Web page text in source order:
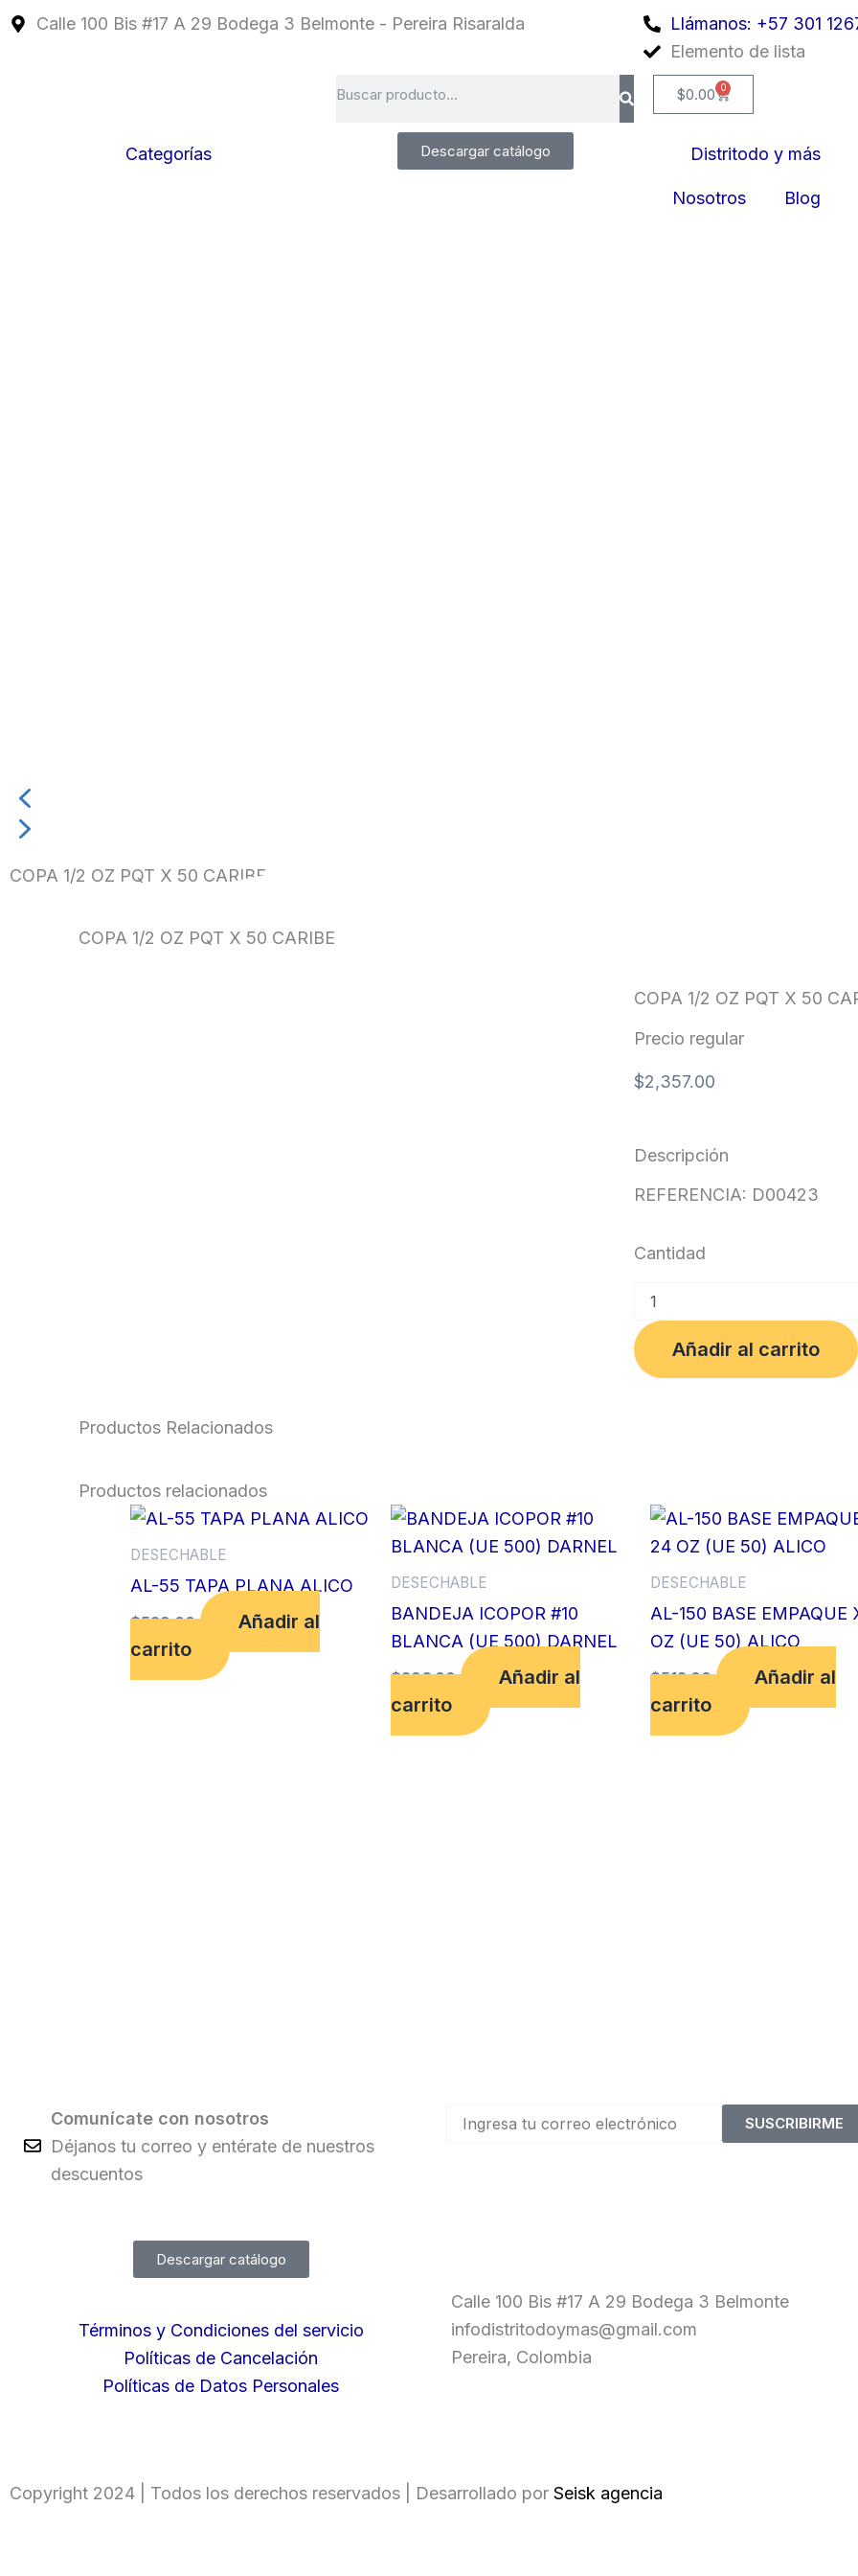
Calle 100 Bis #17 A 29 Bodega 3 Belmonte - Pereira Risaralda
Llámanos: +57 301
Elemento de lista
$0.00 0
Cart
Categorías Descargar catálogo Distritodo y más
Nosotros Blog
COPA 1/2 OZ PQT X 50 CARIBE
COPA 1/2 OZ PQT X 50 CARIBE
COPA 1/2 OZ PQT X 50
Precio regular
$2,357.00
Descripción
REFERENCIA: D00423
Cantidad
OZ
PQT
X
Añadir al carrito
Productos Relacionados
Productos relacionados
DESECHABLE
AL-55 TAPA PLANA ALICO
$539.00
Añadir al
carrito
DESECHABLE
BANDEJA ICOPOR #10
BLANCA (UE 500) DARNEL
$296.00
Añadir al
carrito
DESECHABLE
AL-150 BASE EMPAQUE
OZ (UE 50) ALICO
$512.00
Añadir al
carrito
Comunícate con nosotros
Déjanos tu correo y entérate de nuestros
descuentos
SUSCRIBIRME
Descargar catálogo
Términos y Condiciones del servicio
Políticas de Cancelación
Políticas de Datos Personales
Calle 100 Bis #17 A 29 Bodega 3 Belmonte
infodistritodoymas@gmail.com
Pereira, Colombia
Copyright 2024 | Todos los derechos reservados | Desarrollado por Seisk agencia